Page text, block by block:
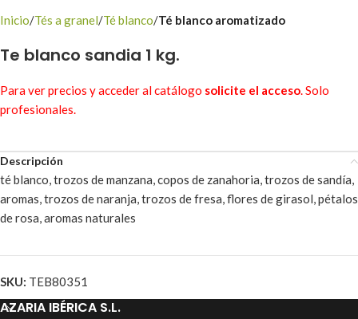
Inicio Tés a granel Té blanco Té blanco aromatizado
Te blanco sandia 1 kg.
Para ver precios y acceder al catálogo solicite el acceso. Solo
profesionales.
Descripción
té blanco, trozos de manzana, copos de zanahoria, trozos de sandía,
aromas, trozos de naranja, trozos de fresa, flores de girasol, pétalos
de rosa, aromas naturales
SKU: TEB80351
AZARIA IBÉRICA S.L.